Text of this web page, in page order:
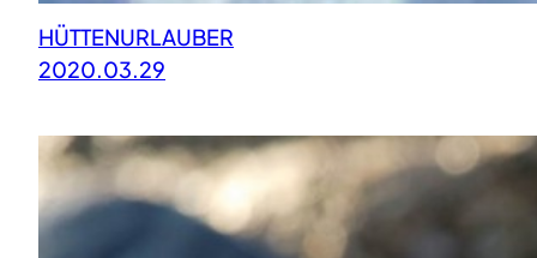
HÜTTENURLAUBER
2020.03.29